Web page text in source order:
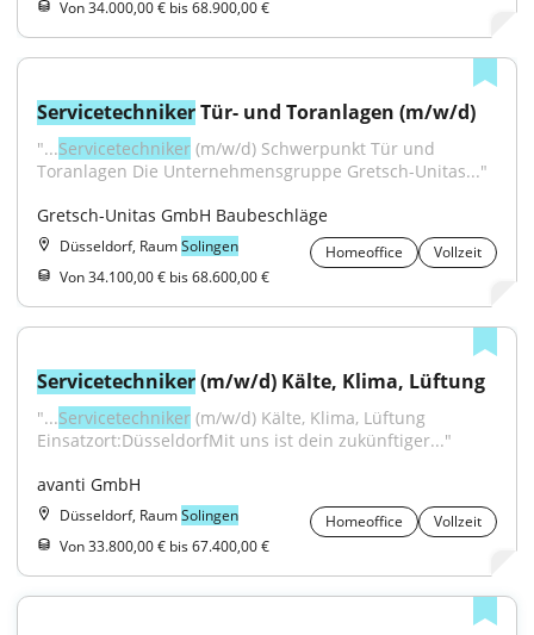
Von 34.000,00 € bis 68.900,00 €
Servicetechniker Tür- und Toranlagen (m/w/d)
"...Servicetechniker (m/w/d) Schwerpunkt Tür und
Toranlagen Die Unternehmensgruppe Gretsch-Unitas..."
Gretsch-Unitas GmbH Baubeschläge
Düsseldorf, RaumSolingen Homeoffice
Vollzeit
Von 34.100,00 € bis 68.600,00 €
Servicetechniker (m/w/d) Kälte, Klima, Lüftung
"...Servicetechniker (m/w/d) Kälte, Klima, Lüftung
Einsatzort:DüsseldorfMit uns ist dein zukünftiger..."
avanti GmbH
Düsseldorf, RaumSolingen Homeoffice
Vollzeit
Von 33.800,00 € bis 67.400,00 €